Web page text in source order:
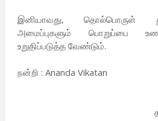
இனியாவது, தொல்பொருள்
அமைப்புகளும் பொறுப்பை
உறுதிப்படுத்த வேண்டும்.
நன்றி : Ananda Vikatan